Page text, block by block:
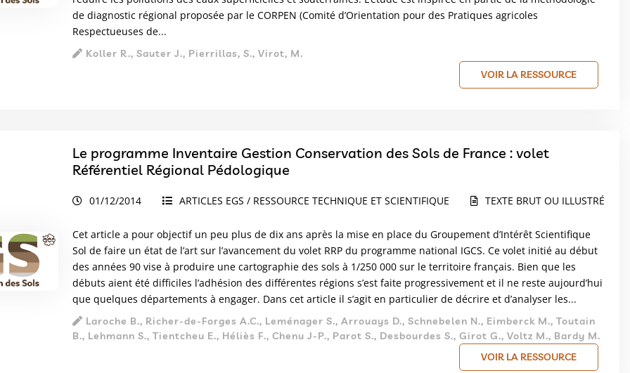
de diagnostic régional proposée par le CORPEN (Comité d’Orientation pour des Pratiques agricoles
Respectueuses de...
Koller R., Sauter J., Pierrillas, S., Virot, M.
VOIR LA RESSOURCE
Le programme Inventaire Gestion Conservation des Sols de France : volet
Référentiel Régional Pédologique
01/12/2014 ARTICLES EGS / RESSOURCE TECHNIQUE ET SCIENTIFIQUE TEXTE BRUT OU ILLUSTRÉ
Cet article a pour objectif un peu plus de dix ans après la mise en place du Groupement d’Intérêt Scientifique
Sol de faire un état de l’art sur l’avancement du volet RRP du programme national IGCS. Ce volet initié au début
des années 90 vise à produire une cartographie des sols à 1/250 000 sur le territoire français. Bien que les
débuts aient été difficiles l’adhésion des différentes régions s’est faite progressivement et il ne reste aujourd’hui
que quelques départements à engager. Dans cet article il s’agit en particulier de décrire et d’analyser les...
Laroche B., Richer-de-Forges A.C., Leménager S., Arrouays D., Schnebelen N., Eimberck M., Toutain
B., Lehmann S., Tientcheu E., Héliès F., Chenu J-P., Parot S., Desbourdes S., Girot G., Voltz M., Bardy M.
VOIR LA RESSOURCE